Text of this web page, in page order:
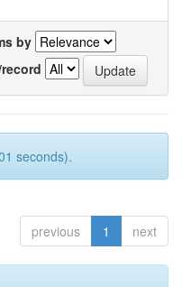
by
seconds).
previous 1 next